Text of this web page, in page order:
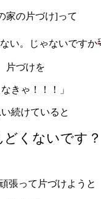
家の片づけ]って
い。じゃないですか
片づけを
なきゃ！！！」
続けていると
くないです？
張って片づけようと